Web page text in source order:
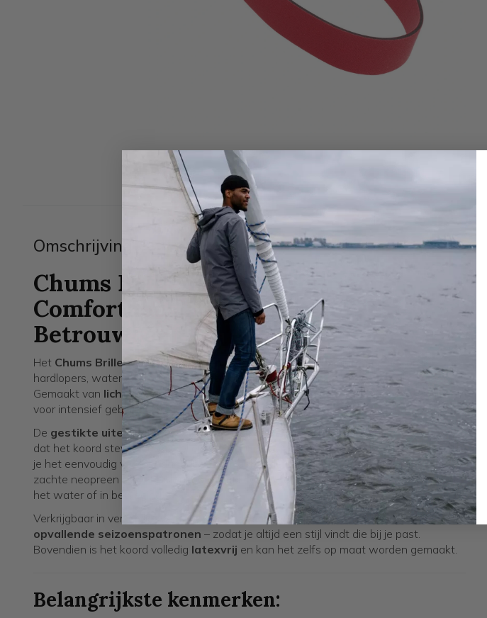
Omschrijving
Chums Brillenkoord Neopreen –
Comfortabel, Duurzaam en
Betrouwbaar
Het Chums Brillenkoord Neopreen
is al jarenlang een absolute favoriet onder
hardlopers, watersporters en iedereen die zijn bril veilig en comfortabel wil dragen.
Gemaakt van lichtgewicht, snel drogend neopreen , is dit brillenkoord ontworpen
voor intensief gebruik tijdens al je outdooravonturen.
De gestikte uiteinden met GripTech-siliconenaan de binnenkant zorgen ervoor
dat het koord stevig om vrijwel elk montuur past. Voor een strakkere pasvorm schuif
je het eenvoudig verder naar beneden. Dankzij de duurzame constructie en het
zachte neopreen zit het brillenkoord altijd comfortabel, zelfs tijdens lange dagen op
het water of in beweging.
Verkrijgbaar in verschillende maten en uitvoeringen – van effen kleuren tot
opvallende seizoenspatronen – zodat je altijd een stijl vindt die bij je past.
Bovendien is het koord volledig latexvrij en kan het zelfs op maat worden gemaakt.
Belangrijkste kenmerken: